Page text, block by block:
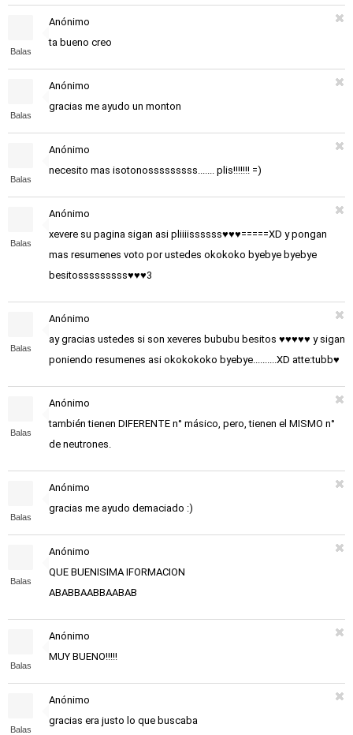
Balas
Anónimo
ta bueno creo
Balas
Anónimo
gracias me ayudo un monton
Balas
Anónimo
necesito mas isotonosssssssss....... plis!!!!!!! =)
Balas
Anónimo
xevere su pagina sigan asi pliiiissssss♥♥♥=====XD y pongan
mas resumenes voto por ustedes okokoko byebye byebye
besitosssssssss♥♥♥3
Balas
Anónimo
ay gracias ustedes si son xeveres bububu besitos ♥♥♥♥♥ y sigan
poniendo resumenes asi okokokoko byebye..........XD atte:tubb♥
Balas
Anónimo
también tienen DIFERENTE n° másico, pero, tienen el MISMO n°
de neutrones.
Balas
Anónimo
gracias me ayudo demaciado :)
Balas
Anónimo
QUE BUENISIMA IFORMACION
ABABBAABBAABAB
Balas
Anónimo
MUY BUENO!!!!!
Balas
Anónimo
gracias era justo lo que buscaba